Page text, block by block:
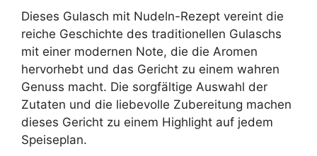
Dieses Gulasch mit Nudeln-Rezept vereint die
reiche Geschichte des traditionellen Gulaschs
mit einer modernen Note, die die Aromen
hervorhebt und das Gericht zu einem wahren
Genuss macht. Die sorgfältige Auswahl der
Zutaten und die liebevolle Zubereitung machen
dieses Gericht zu einem Highlight auf jedem
Speiseplan.